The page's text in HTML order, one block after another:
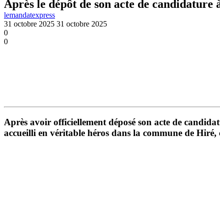
Après le dépôt de son acte de
lemandatexpress
31 octobre 2025 31 octobre 2025
0
0
Après avoir officiellement déposé son acte de
accueilli en véritable héros dans la commune de Hiré,